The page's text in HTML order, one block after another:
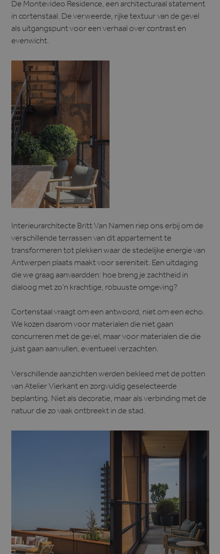
De Montevideo Residence, een architecturaal statement
in cortenstaal. De verweerde, rijke textuur van de gevel
als uitgangspunt voor een verhaal over contrast en
evenwicht.
Interieurarchitecte Britt Van Namen riep ons erbij om de
verschillende terrassen van dit appartement te
transformeren tot plekken waar de stedelijke energie van
Antwerpen plaats maakt voor sereniteit. Een uitdaging
die we graag aanvaardden: hoe breng je zachtheid in
dialoog met zo’n krachtige, robuuste omgeving?
Cortenstaal vraagt om een antwoord, niet om een echo.
We kozen daarom voor materialen die niet gaan
concurreren met de gevel, maar voor materialen die die
juist gaan aanvullen, eventueel verzachten.
Verschillende aanzichten werden bekleed met de potten
van Atelier Vierkant en zorgvuldig geselecteerde
beplanting. Niet als decoratie, maar als verbinding met de
natuur die zo vaak ontbreekt in de stad.